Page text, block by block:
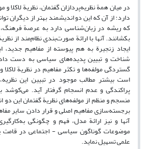
در میان همة نظریه‌پردازان گفتمان،‌ نظریة لاکلا
دارد؛ از آن که این دو اندیشمند بهتر از دیگران
که ریشه در زبان‌شناسی دارد به عرصة
بکشانند. آنها با ارائة صورت‌بندی نظام‌مند از
ایجاد زنجیرة به هم پیوسته از مفاهیم جدید،
شناخت و تبیین پدیده‌های سیاسی به دست
گسترد‌گی مولفه‌ها و تکثر مفاهیم در نظریة
است بیشتر مطالب موجود در تبیین این
پراکندگی و عدم انسجام گرفتار آید. می‌کوشد
منسجم و منظم از مولفه‌های نظریة گفتمان این دو
برجسته‌سازی مفاهیم اصلی و قرار دادن سایر
آنها و نیز ارائة مدل، فهم و چگونگی
موضوعات گوناگون سیاسی - اجتماعی در
علمی تسهیل نماید.